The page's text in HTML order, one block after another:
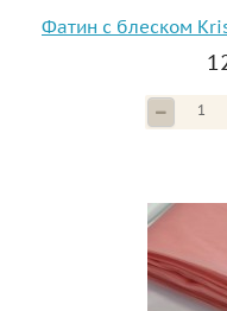
Фатин с блеском